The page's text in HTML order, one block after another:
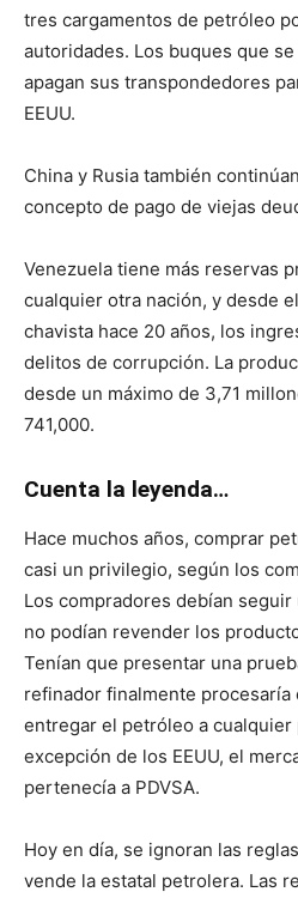
tres cargamentos de petróleo
autoridades. Los buques que
apagan sus transpondedores
EEUU.
China y Rusia también
concepto de pago de viejas
Venezuela tiene más reservas
cualquier otra nación, y desde
chavista hace 20 años, los
delitos de corrupción. La
desde un máximo de 3,71
741,000.
Cuenta la leyenda…
Hace muchos años, comprar
casi un privilegio, según los
Los compradores debían
no podían revender los
Tenían que presentar una
refinador finalmente
entregar el petróleo a cualquier
excepción de los EEUU, el
pertenecía a PDVSA.
Hoy en día, se ignoran las
vende la estatal petrolera. Las